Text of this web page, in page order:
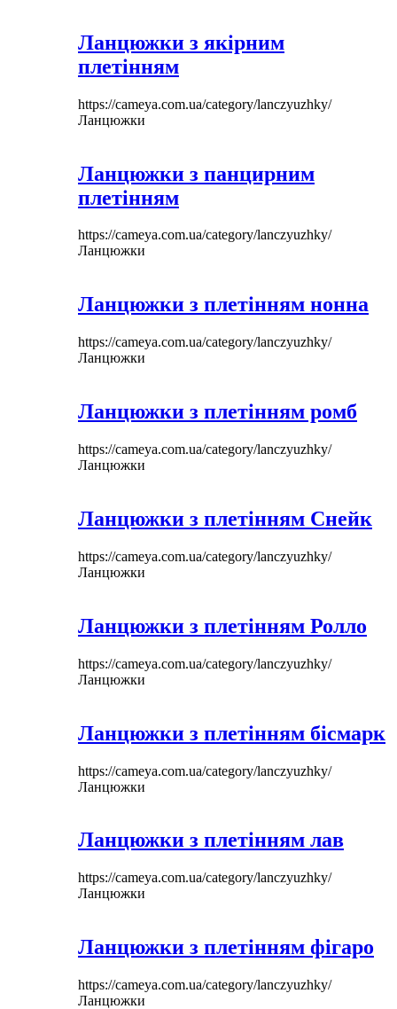
Ланцюжки з якірним
плетінням
https://cameya.com.ua/category/lanczyuzhky/
Ланцюжки
Ланцюжки з панцирним
плетінням
https://cameya.com.ua/category/lanczyuzhky/
Ланцюжки
Ланцюжки з плетінням нонна
https://cameya.com.ua/category/lanczyuzhky/
Ланцюжки
Ланцюжки з плетінням ромб
https://cameya.com.ua/category/lanczyuzhky/
Ланцюжки
Ланцюжки з плетінням Снейк
https://cameya.com.ua/category/lanczyuzhky/
Ланцюжки
Ланцюжки з плетінням Ролло
https://cameya.com.ua/category/lanczyuzhky/
Ланцюжки
Ланцюжки з плетінням бісмарк
https://cameya.com.ua/category/lanczyuzhky/
Ланцюжки
Ланцюжки з плетінням лав
https://cameya.com.ua/category/lanczyuzhky/
Ланцюжки
Ланцюжки з плетінням фігаро
https://cameya.com.ua/category/lanczyuzhky/
Ланцюжки